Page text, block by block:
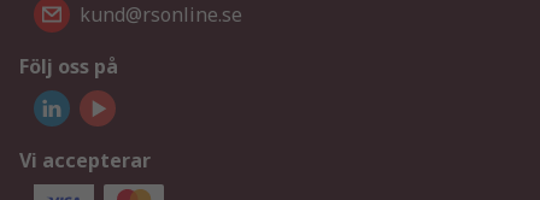
kund@rsonline.se
Följ oss på
Vi accepterar